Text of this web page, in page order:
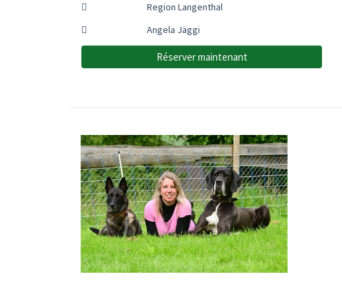
Region Langenthal
Angela Jäggi
Réserver maintenant